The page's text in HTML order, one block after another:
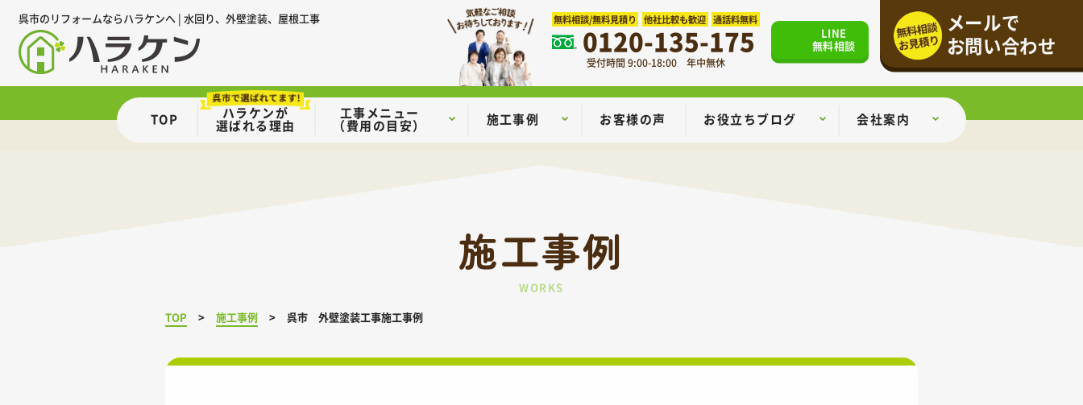
呉市のリフォームならハラケンへ | 水回り、外壁塗装、屋根工事 無料相談/無料見積り 他社比較も歓迎 通話料無料
0120-135-175
受付時間 9:00-18:00 年中無休
LINE
無料相談
メールで
お問い合わせ
TOP ハラケンが
選ばれる理由
工事メニュー
（費用の目安） 施工事例 お客様の声 お役立ちブログ 会社案内
施工事例
WORKS
TOP
施工事例 呉市 外壁塗装工事施工事例